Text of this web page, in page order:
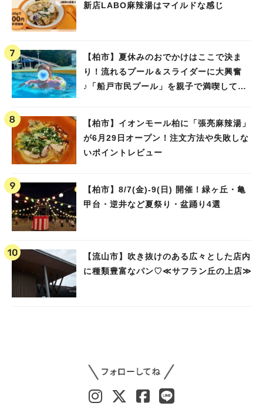
新店LABO麻辣湯はマイルドな感じ
【柏市】夏休みのおでかけはここで決ま
り！流れるプール＆スライダーに大興奮
♪「船戸市民プール」を親子で満喫してき
【柏市】イオンモール柏に「張亮麻辣湯」
が6月29日オープン！注文方法や失敗しな
いポイントレビュー
【柏市】8/7(金)‐9(日) 開催！緑ヶ丘・亀
甲台・逆井など夏祭り・盆踊り4選
【流山市】吹き抜けのある広々とした店内
に種類豊富なパン♡≪サフラン丘の上店≫